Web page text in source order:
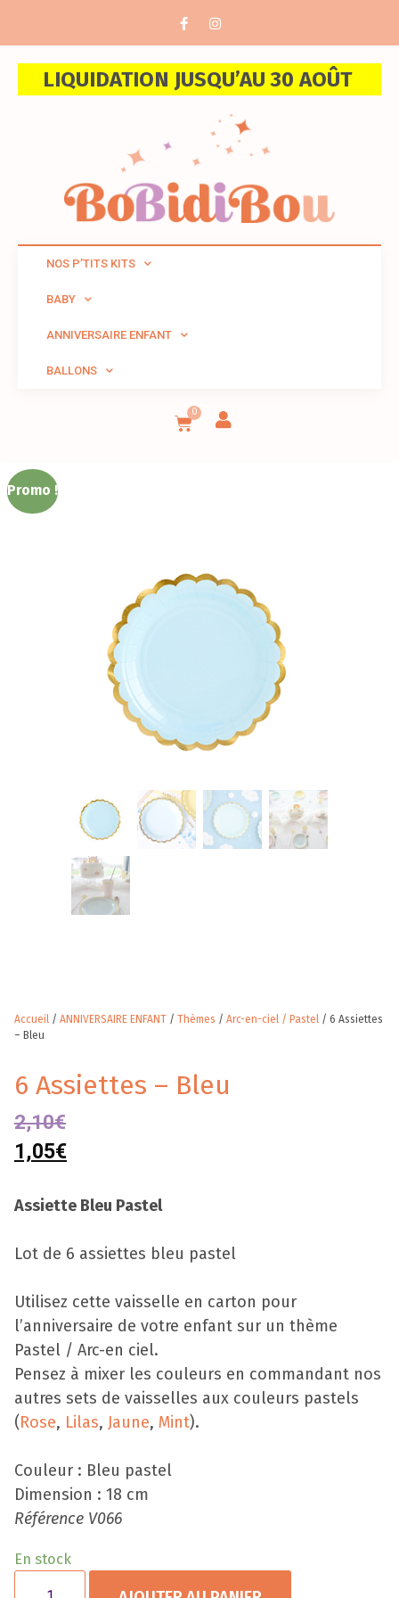
LIQUIDATION JUSQU’AU 30 AOÛT
NOS P’TITS KITS
BABY
ANNIVERSAIRE ENFANT
BALLONS
0
Promo !
Accueil / ANNIVERSAIRE ENFANT / Thèmes / Arc-en-ciel / Pastel / 6 Assiettes
– Bleu
6 Assiettes – Bleu
2,10€
1,05€
Assiette Bleu Pastel
Lot de 6 assiettes bleu pastel
Utilisez cette vaisselle en carton pour
l’anniversaire de votre enfant sur un thème
Pastel / Arc-en ciel.
Pensez à mixer les couleurs en commandant nos
autres sets de vaisselles aux couleurs pastels
(Rose, Lilas, Jaune, Mint).
Couleur : Bleu pastel
Dimension : 18 cm
Référence V066
En stock